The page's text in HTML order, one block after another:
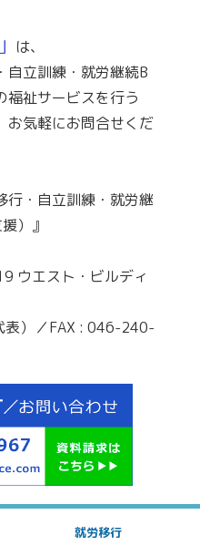
は、
自立訓練・就労継続B
福祉サービスを行う
お気軽にお問合せくだ
行・自立訓練・就労継
）』
ウエスト・ビルディ
）／FAX : 046-240-
就労移行